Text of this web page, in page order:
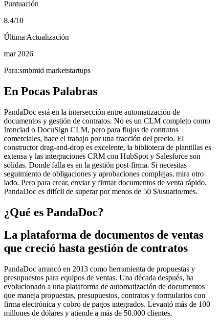
Puntuación
8.4/10
Última Actualización
mar 2026
Para:smbmid marketstartups
En Pocas Palabras
PandaDoc está en la intersección entre automatización de
documentos y gestión de contratos. No es un CLM completo como
Ironclad o DocuSign CLM, pero para flujos de contratos
comerciales, hace el trabajo por una fracción del precio. El
constructor drag-and-drop es excelente, la biblioteca de plantillas es
extensa y las integraciones CRM con HubSpot y Salesforce son
sólidas. Donde falla es en la gestión post-firma. Si necesitas
seguimiento de obligaciones y aprobaciones complejas, mira otro
lado. Pero para crear, enviar y firmar documentos de venta rápido,
PandaDoc es difícil de superar por menos de 50 $/usuario/mes.
¿Qué es PandaDoc?
La plataforma de documentos de ventas
que creció hasta gestión de contratos
PandaDoc arrancó en 2013 como herramienta de propuestas y
presupuestos para equipos de ventas. Una década después, ha
evolucionado a una plataforma de automatización de documentos
que maneja propuestas, presupuestos, contratos y formularios con
firma electrónica y cobro de pagos integrados. Levantó más de 100
millones de dólares y atiende a más de 50.000 clientes.